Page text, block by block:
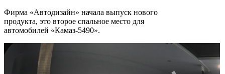
Фирма «Автодизайн» начала выпуск нового
продукта, это второе спальное место для
автомобилей «Камаз-5490».